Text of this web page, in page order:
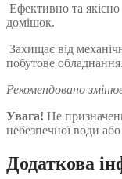
Ефективно та
домішок.
Захищає від
побутове обладнання.
Рекомендовано
Увага! Не
небезпечної води
Додаткова